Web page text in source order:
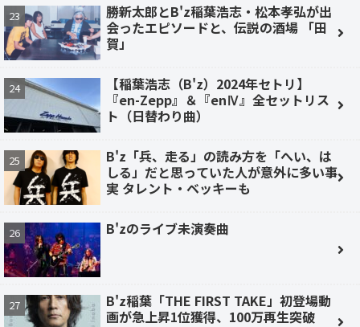
勝新太郎とB'z稲葉浩志・松本孝弘が出
会ったエピソードと、伝説の酒場 「田
賀」
【稲葉浩志（B'z）2024年セトリ】
『en-Zepp』＆『enⅣ』全セットリス
ト（日替わり曲）
B'z「兵、走る」の読み方を「へい、は
しる」だと思っていた人が意外に多い事
実 タレント・ベッキーも
B'zのライブ未演奏曲
B'z稲葉「THE FIRST TAKE」初登場動
画が急上昇1位獲得、100万再生突破